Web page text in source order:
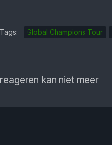
Tags: Global Champions Tour
reageren kan niet meer